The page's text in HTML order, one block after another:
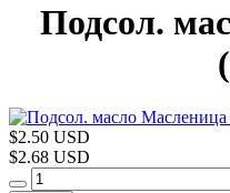
Подсол.
$2.50 USD
$2.68 USD